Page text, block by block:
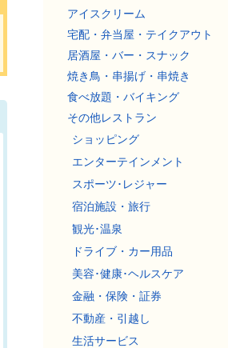
アイスクリーム
宅配・弁当屋・テイクアウト
居酒屋・バー・スナック
焼き鳥・串揚げ・串焼き
食べ放題・バイキング
その他レストラン
ショッピング
エンターテインメント
スポーツ･レジャー
宿泊施設・旅行
観光･温泉
ドライブ・カー用品
美容･健康･ヘルスケア
金融・保険・証券
不動産・引越し
生活サービス